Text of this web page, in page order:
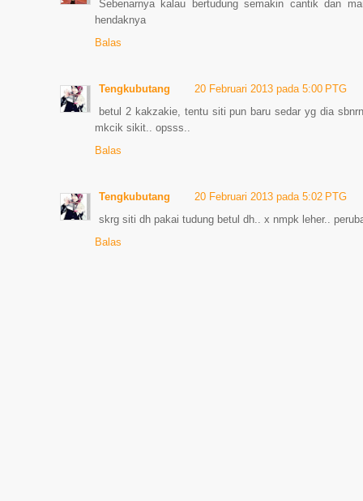
Sebenarnya kalau bertudung semakin cantik dan
hendaknya
Balas
Tengkubutang
20 Februari 2013 pada 5:00 PTG
betul 2 kakzakie, tentu siti pun baru sedar yg dia
mkcik sikit.. opsss..
Balas
Tengkubutang
20 Februari 2013 pada 5:02 PTG
skrg siti dh pakai tudung betul dh.. x nmpk leher..
Balas